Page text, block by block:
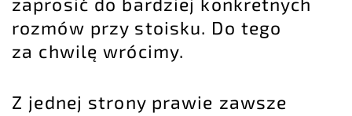
rozmów przy stoisku. Do tego
za chwilę wrócimy.
Z jednej strony prawie zawsze